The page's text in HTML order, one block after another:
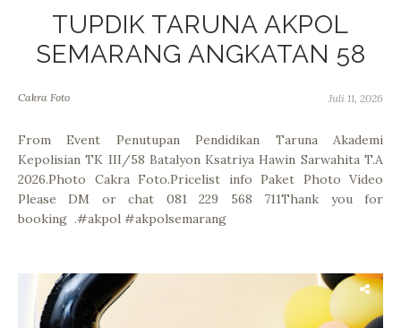
TUPDIK TARUNA AKPOL
SEMARANG ANGKATAN 58
Cakra Foto Juli 11, 2026
From Event Penutupan Pendidikan Taruna Akademi
Kepolisian TK III/58 Batalyon Ksatriya Hawin Sarwahita T.A
2026.Photo Cakra Foto.Pricelist info Paket Photo Video
Please DM or chat 081 229 568 711Thank you for
booking .#akpol #akpolsemarang